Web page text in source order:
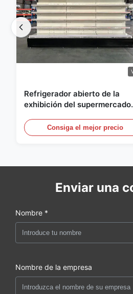
Refrigerador abierto de la
exhibición del supermercado
iluminación del LED
Consiga el mejor precio
Enviar una
Nombre *
Nombre de la empresa